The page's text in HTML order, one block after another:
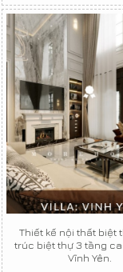
Thiết kế nội thất biệt
trúc biệt thự 3 tầng
Vĩnh Yên.